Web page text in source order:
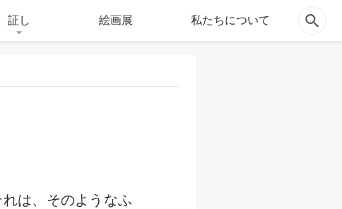
証し 絵画展 私たちについて
は、そのようなふ